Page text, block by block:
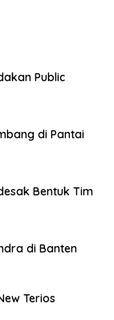
Public
di Pantai
Bentuk Tim
di Banten
Terios